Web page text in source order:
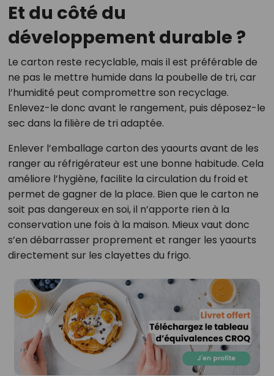
Et du côté du
développement durable ?
Le carton reste recyclable, mais il est préférable de
ne pas le mettre humide dans la poubelle de tri, car
l’humidité peut compromettre son recyclage.
Enlevez-le donc avant le rangement, puis déposez-le
sec dans la filière de tri adaptée.
Enlever l’emballage carton des yaourts avant de les
ranger au réfrigérateur est une bonne habitude. Cela
améliore l’hygiène, facilite la circulation du froid et
permet de gagner de la place. Bien que le carton ne
soit pas dangereux en soi, il n’apporte rien à la
conservation une fois à la maison. Mieux vaut donc
s’en débarrasser proprement et ranger les yaourts
directement sur les clayettes du frigo.